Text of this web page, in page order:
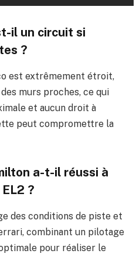
il un circuit si
?
est extrêmement étroit,
murs proches, ce qui
et aucun droit à
peut compromettre la
a-t-il réussi à
?
des conditions de piste et
combinant un pilotage
pour réaliser le